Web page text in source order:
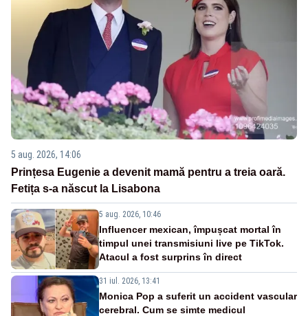
5 aug. 2026, 14:06
Prințesa Eugenie a devenit mamă pentru a treia oară.
Fetița s-a născut la Lisabona
5 aug. 2026, 10:46
Influencer mexican, împușcat mortal în
timpul unei transmisiuni live pe TikTok.
Atacul a fost surprins în direct
31 iul. 2026, 13:41
Monica Pop a suferit un accident vascular
cerebral. Cum se simte medicul